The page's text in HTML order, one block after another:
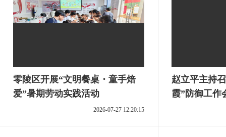
零陵区开展“文明餐桌・童手焙
爱”暑期劳动实践活动
2026-07-27 12:20:15
赵立平主持
霞”防御工作